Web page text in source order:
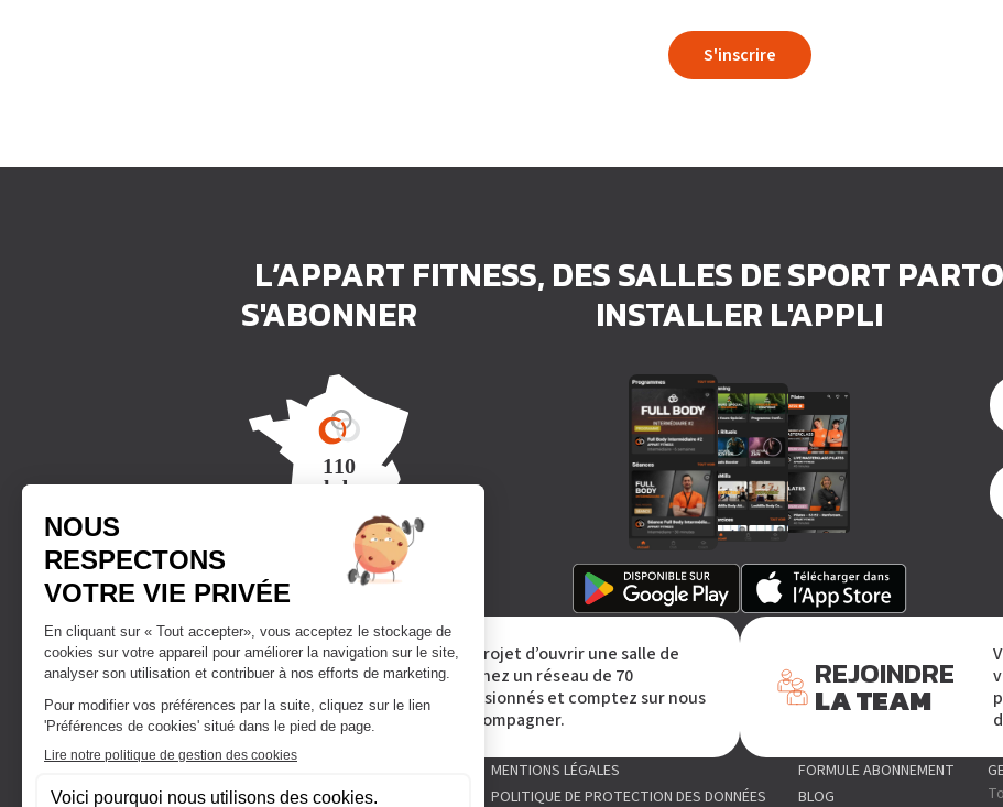
S'inscrire
L’APPART FITNESS, DES SALLES DE SPORT
S'ABONNER
Trouver un club
INSTALLER L'APPLI
DEVENIR
FRANCHISÉ
Vous avez le projet d’ouvrir une salle de
sport ? Rejoignez un réseau de 70
franchisés passionnés et comptez sur nous
pour vous accompagner.
REJOINDRE
LA TEAM
SALLES DE SPORT À LYON
MENTIONS LÉGALES
POLITIQUE DE PROTECTION DES DONNÉES
FORMULE ABONNEMENT
BLOG